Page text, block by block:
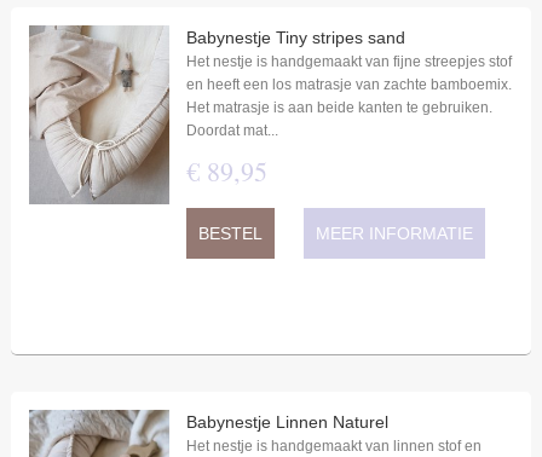
Babynestje Tiny stripes sand
Het nestje is handgemaakt van fijne streepjes stof
en heeft een los matrasje van zachte bamboemix.
Het matrasje is aan beide kanten te gebruiken.
Doordat mat...
€ 89,95
BESTEL MEER INFORMATIE
Babynestje Linnen Naturel
Het nestje is handgemaakt van linnen stof en